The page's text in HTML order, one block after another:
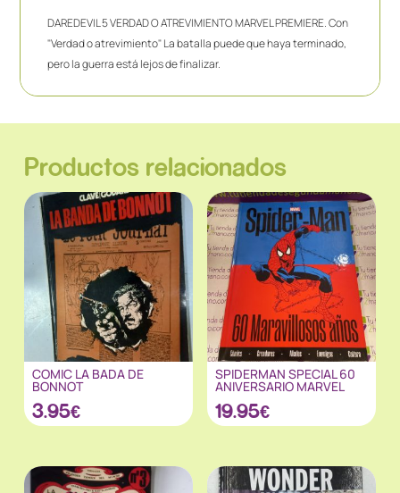
DAREDEVIL 5 VERDAD O ATREVIMIENTO MARVEL PREMIERE. Con
"Verdad o atrevimiento" La batalla puede que haya terminado,
pero la guerra está lejos de finalizar.
Productos relacionados
COMIC LA BADA DE
BONNOT
3.95€
SPIDERMAN SPECIAL 60
ANIVERSARIO MARVEL
19.95€